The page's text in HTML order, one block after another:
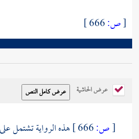
[ص:
عرض الحاشية
[ص:
هذه الرواية تشتمل